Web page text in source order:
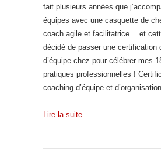
fait plusieurs années que
équipes avec une casquette de
coach agile et facilitatrice… et
décidé de passer une certification
d’équipe chez pour célébrer mes
pratiques professionnelles !
coaching d’équipe et
Lire la suite